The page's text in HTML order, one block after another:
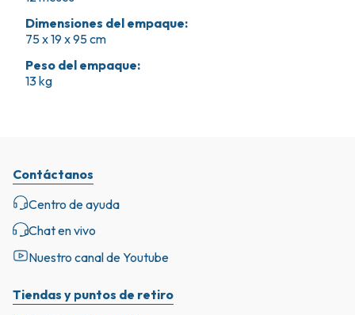
Dimensiones del empaque:
75 x 19 x 95 cm
Peso del empaque:
13 kg
Tiendas y puntos de retiro
Contáctanos
Centro de ayuda
Chat en vivo
Nuestro canal de Youtube